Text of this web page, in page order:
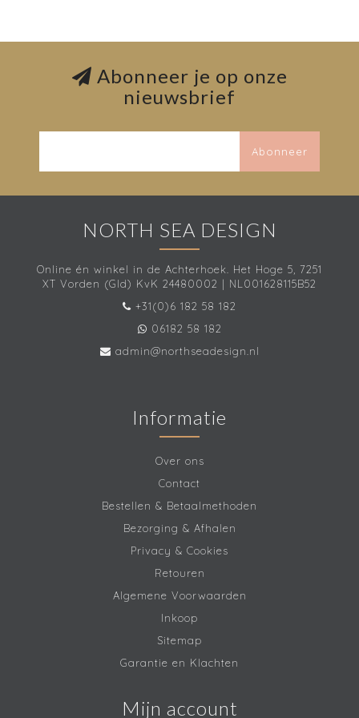
Abonneer je op onze
nieuwsbrief
Abonneer
NORTH SEA DESIGN
Online én winkel in de Achterhoek. Het Hoge 5, 7251
XT Vorden (Gld) KvK 24480002 | NL001628115B52
+31(0)6 182 58 182
06182 58 182
admin@northseadesign.nl
Informatie
Over ons
Contact
Bestellen & Betaalmethoden
Bezorging & Afhalen
Privacy & Cookies
Retouren
Algemene Voorwaarden
Inkoop
Sitemap
Garantie en Klachten
Mijn account